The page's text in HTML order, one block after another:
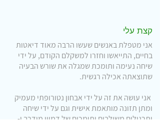
קצת עלי
אני מטפלת באנשים שעשו הרבה מאוד דיאטות
בחיים, התייאשו וחזרו למשקלם הקודם, על ידי
שיחה נעימה ותומכת שמגלה את שורש הבעיה
שתוצאתה אכילה רגשית.
אני עושה את זה על ידי אבחון נטורופתי מעמיק
ומתן תזונה מותאמת אישית וגם על ידי שיחה
ותרגילים משולבים ותומכים של דמיון מודרך ו-